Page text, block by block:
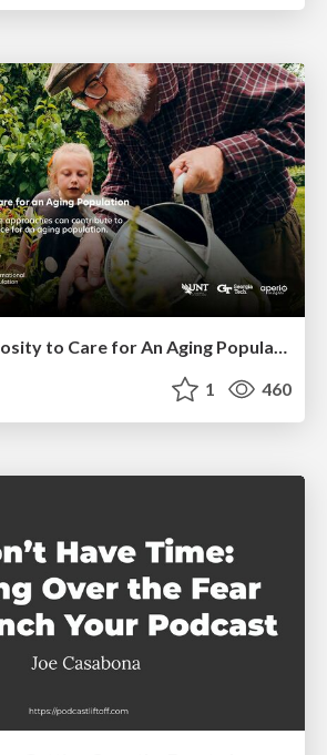
Leveraging Curiosity to Care for An Aging Population
1 460